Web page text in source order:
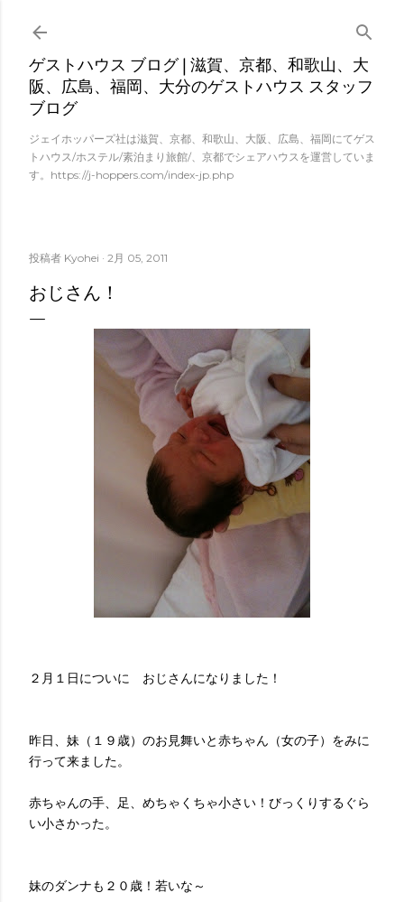
スキップしてメイン コンテンツに移動
ゲストハウス ブログ | 滋賀、京都、和歌山、大
阪、広島、福岡、大分のゲストハウス スタッフ
ブログ
ジェイホッパーズ社は滋賀、京都、和歌山、大阪、広島、福岡にてゲス
トハウス/ホステル/素泊まり旅館/、京都でシェアハウスを運営していま
す。https://j-hoppers.com/index-jp.php
投稿者 Kyohei 2月 05, 2011
おじさん！
２月１日についに おじさんになりました！
昨日、妹（１９歳）のお見舞いと赤ちゃん（女の子）をみに
行って来ました。
赤ちゃんの手、足、めちゃくちゃ小さい！びっくりするぐら
い小さかった。
妹のダンナも２０歳！若いな～